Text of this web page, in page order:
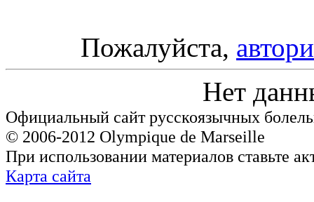
Пожалуйста,
Нет
Официальный сайт русскоязычных
© 2006-2012 Olympique de Marseille
При использовании материалов ставьте
Карта сайта